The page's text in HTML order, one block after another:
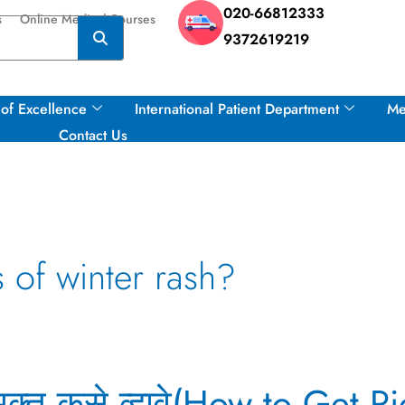
Online Medical Courses
020-66812333
9372619219
Excellence International Patient Department
Contact Us
of winter rash?